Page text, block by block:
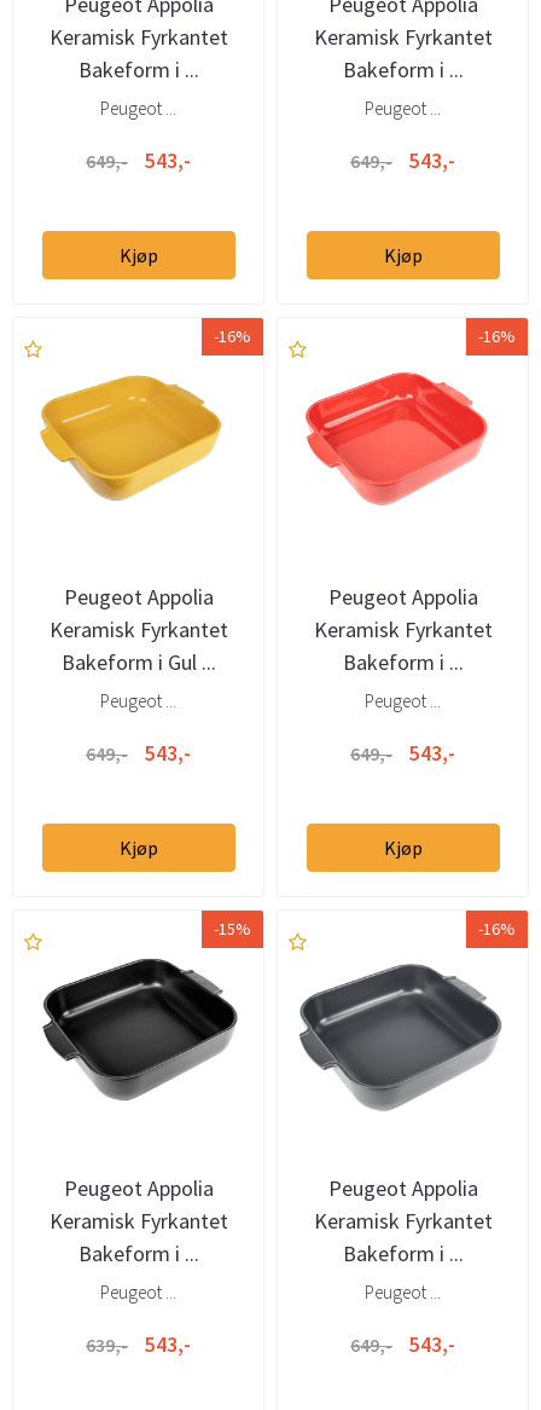
Keramisk Fyrkantet
Bakeform i ...
Peugeot ...
649,- 543,-
Kjøp
Keramisk Fyrkantet
Bakeform i ...
Peugeot ...
649,- 543,-
Kjøp
-16%
Peugeot Appolia
Keramisk Fyrkantet
Bakeform i Gul ...
Peugeot ...
649,- 543,-
Kjøp
-16%
Peugeot Appolia
Keramisk Fyrkantet
Bakeform i ...
Peugeot ...
649,- 543,-
Kjøp
-15%
Peugeot Appolia
Keramisk Fyrkantet
Bakeform i ...
Peugeot ...
639,- 543,-
-16%
Peugeot Appolia
Keramisk Fyrkantet
Bakeform i ...
Peugeot ...
649,- 543,-